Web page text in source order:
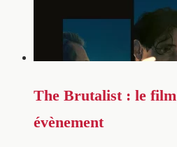
The Brutalist : le film
évènement